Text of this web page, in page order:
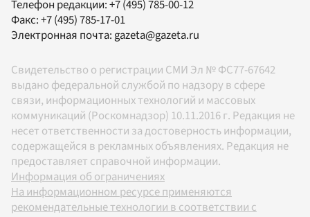
Телефон редакции:+7 (495) 785-00-12
Факс:+7 (495) 785-17-01
Электронная почта: gazeta@gazeta.ru
Свидетельство о регистрации СМИ Эл № ФС77-67642
выдано федеральной службой по надзору в сфере
связи, информационных технологий и массовых
коммуникаций (Роскомнадзор) 10.11.2016 г. Редакция не
несет ответственности за достоверность информации,
содержащейся в рекламных объявлениях. Редакция не
предоставляет справочной информации.
Информация об ограничениях
На информационном ресурсе применяются
рекомендательные технологии в соответствии с